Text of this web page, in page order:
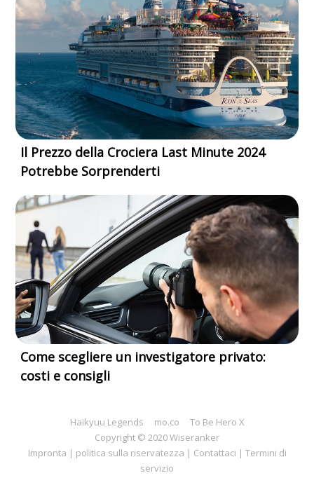
Il Prezzo della Crociera Last Minute 2024
Potrebbe Sorprenderti
Come scegliere un investigatore privato:
costi e consigli
Haikyuu Legends mo.co
To Be Hero X
Copyright © 2020 Wiseranker
Impronta | politica sulla riservatezza | Contattaci | Termini di
servizio